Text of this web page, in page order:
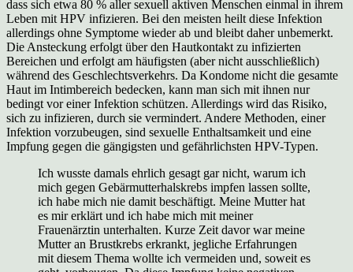
dass sich etwa 80 % aller sexuell aktiven Menschen einmal in ihrem
Leben mit HPV infizieren. Bei den meisten heilt diese Infektion
allerdings ohne Symptome wieder ab und bleibt daher unbemerkt.
Die Ansteckung erfolgt über den Hautkontakt zu infizierten
Bereichen und erfolgt am häufigsten (aber nicht ausschließlich)
während des Geschlechtsverkehrs. Da Kondome nicht die gesamte
Haut im Intimbereich bedecken, kann man sich mit ihnen nur
bedingt vor einer Infektion schützen. Allerdings wird das Risiko,
sich zu infizieren, durch sie vermindert. Andere Methoden, einer
Infektion vorzubeugen, sind sexuelle Enthaltsamkeit und eine
Impfung gegen die gängigsten und gefährlichsten HPV-Typen.
Ich wusste damals ehrlich gesagt gar nicht, warum ich
mich gegen Gebärmutterhalskrebs impfen lassen sollte,
ich habe mich nie damit beschäftigt. Meine Mutter hat
es mir erklärt und ich habe mich mit meiner
Frauenärztin unterhalten. Kurze Zeit davor war meine
Mutter an Brustkrebs erkrankt, jegliche Erfahrungen
mit diesem Thema wollte ich vermeiden und, soweit es